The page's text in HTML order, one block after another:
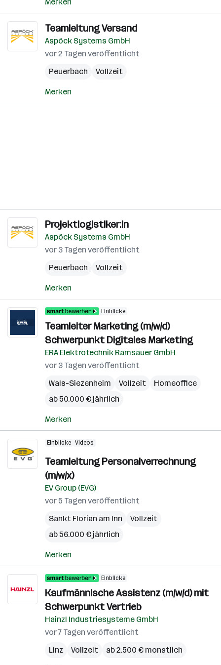
Teamleitung Versand
Aspöck Systems GmbH
vor 2 Tagen veröffentlicht
Peuerbach
Vollzeit
Merken
Projektlogistiker:in
Aspöck Systems GmbH
vor 3 Tagen veröffentlicht
Peuerbach
Vollzeit
Merken
Einblicke
Teamleiter Marketing (m/w/d)
Schwerpunkt Digitales Marketing
ERA Elektrotechnik Ramsauer GmbH
vor 3 Tagen veröffentlicht
Wals-Siezenheim
Vollzeit
Homeoffice
ab 50.000 € jährlich
Merken
Einblicke Videos
Teamleitung Personalverrechnung
(m/w/x)
EV Group (EVG)
vor 5 Tagen veröffentlicht
Sankt Florian am Inn
Vollzeit
ab 56.000 € jährlich
Merken
Einblicke
Kaufmännische Assistenz (m/w/d) mit
Schwerpunkt Vertrieb
Hainzl Industriesysteme GmbH
vor 7 Tagen veröffentlicht
Linz
Vollzeit ab 2.500 € monatlich